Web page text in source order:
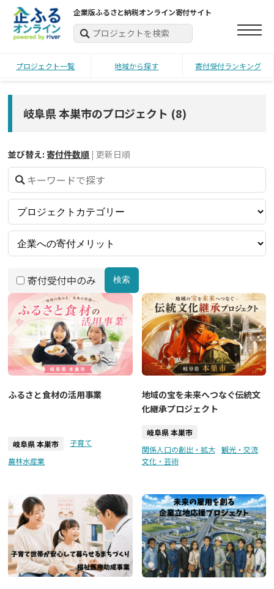
企業版ふるさと納税オンライン寄付サイト
プロジェクト一覧 地域から探す 寄付受付ランキング
岐阜県 本巣市のプロジェクト (8)
並び替え: 寄付件数順 | 更新日順
寄付受付中のみ 検索
ふるさと食材の活用事業
岐阜県 本巣市
子育て
農林水産業
地域の宝を未来へつなぐ伝統文
化継承プロジェクト
岐阜県 本巣市
関係人口の創出・拡大
観光・交流
文化・芸術